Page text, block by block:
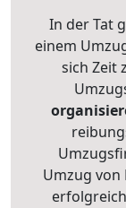
In der Tat
einem
sich Zeit
Umzug von